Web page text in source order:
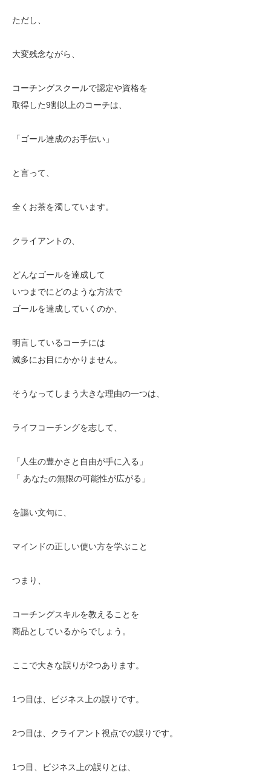
ただし、
大変残念ながら、
コーチングスクールで認定や資格を
取得した9割以上のコーチは、
「ゴール達成のお手伝い」
と言って、
全くお茶を濁しています。
クライアントの、
どんなゴールを達成して
いつまでにどのような方法で
ゴールを達成していくのか、
明言しているコーチには
滅多にお目にかかりません。
そうなってしまう大きな理由の一つは、
ライフコーチングを志して、
「人生の豊かさと自由が手に入る」
「 あなたの無限の可能性が広がる」
を謳い文句に、
マインドの正しい使い方を学ぶこと
つまり、
コーチングスキルを教えることを
商品としているからでしょう。
ここで大きな誤りが2つあります。
1つ目は、ビジネス上の誤りです。
2つ目は、クライアント視点での誤りです。
1つ目、ビジネス上の誤りとは、